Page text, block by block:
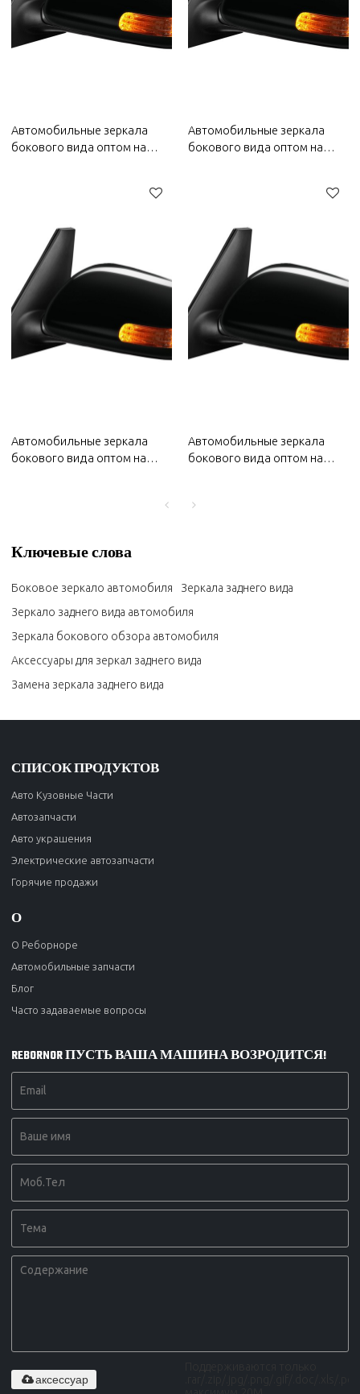
Автомобильные зеркала
бокового вида оптом на
истиранию, устойчивость к
излучению | Автозапчасти
для Bestune
Автомобильные зеркала
бокового вида оптом на
истиранию, устойчивость к
излучению | Автозапчасти
для кузова Wuling
Автомобильные зеркала
бокового вида оптом на
для кузова Changan
Автомобильные зеркала
бокового вида оптом на
истиранию, устойчивость к
Ключевые слова
Боковое зеркало автомобиля
Зеркала заднего вида
Зеркало заднего вида автомобиля
Зеркала бокового обзора автомобиля
Аксессуары для зеркал заднего вида
Замена зеркала заднего вида
СПИСОК ПРОДУКТОВ
Авто Кузовные Части
Автозапчасти
Авто украшения
Электрические автозапчасти
Горячие продажи
О
О Реборноре
Автомобильные запчасти
Блог
Часто задаваемые вопросы
REBORNOR ПУСТЬ ВАША МАШИНА ВОЗРОДИТСЯ!
аксессуар